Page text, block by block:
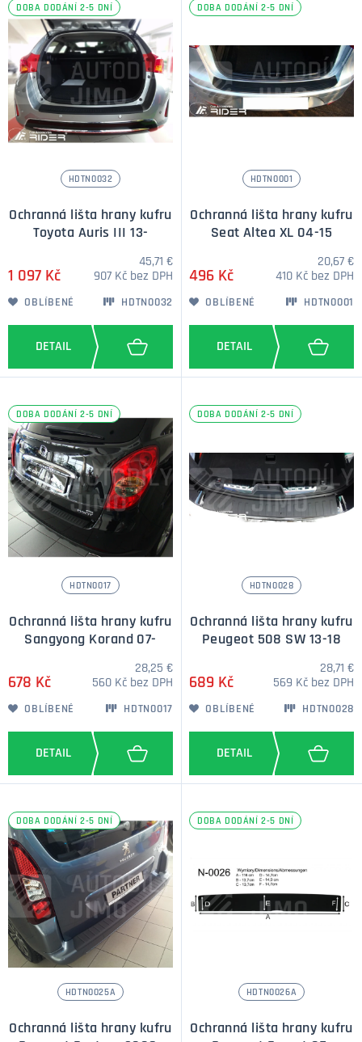
DOBA DODÁNÍ 2-5 DNÍ
HDTN0032
Ochranná lišta hrany kufru
Toyota Auris III 13-
1 097 Kč
45,71 €
907 Kč bez DPH
OBLÍBENÉ HDTN0032
DOBA DODÁNÍ 2-5 DNÍ
HDTN0001
Ochranná lišta hrany kufru
Seat Altea XL 04-15
496 Kč
20,67 €
410 Kč bez DPH
OBLÍBENÉ HDTN0001
DOBA DODÁNÍ 2-5 DNÍ
HDTN0017
Ochranná lišta hrany kufru
Sangyong Korand 07-
678 Kč
28,25 €
560 Kč bez DPH
OBLÍBENÉ HDTN0017
DOBA DODÁNÍ 2-5 DNÍ
HDTN0028
Ochranná lišta hrany kufru
Peugeot 508 SW 13-18
689 Kč
28,71 €
569 Kč bez DPH
OBLÍBENÉ HDTN0028
DOBA DODÁNÍ 2-5 DNÍ
HDTN0025A
Ochranná lišta hrany kufru
DOBA DODÁNÍ 2-5 DNÍ
HDTN0026A
Ochranná lišta hrany kufru